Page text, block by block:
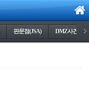
판문점(JSA) DMZ사건들 >